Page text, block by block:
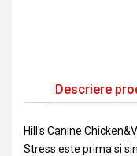
Descriere
Hill's Canine
Stress este prima si